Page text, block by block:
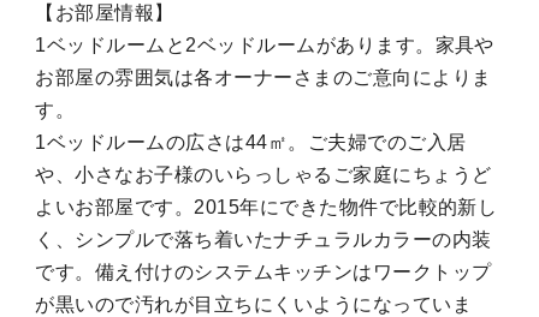
【お部屋情報】
1ベッドルームと2ベッドルームがあります。家具や
お部屋の雰囲気は各オーナーさまのご意向によりま
す。
1ベッドルームの広さは44㎡。ご夫婦でのご入居
や、小さなお子様のいらっしゃるご家庭にちょうど
よいお部屋です。2015年にできた物件で比較的新し
く、シンプルで落ち着いたナチュラルカラーの内装
です。備え付けのシステムキッチンはワークトップ
が黒いので汚れが目立ちにくいようになっていま